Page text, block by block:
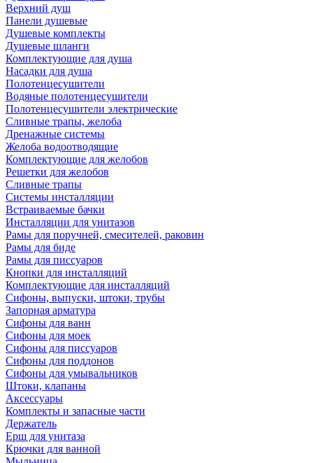
Верхний душ
Панели душевые
Душевые комплекты
Душевые шланги
Комплектующие для душа
Насадки для душа
Полотенцесушители
Водяные полотенцесушители
Полотенцесушители электрические
Сливные трапы, желоба
Дренажные системы
Желоба водоотводящие
Комплектующие для желобов
Решетки для желобов
Сливные трапы
Системы инсталляции
Встраиваемые бачки
Инсталляции для унитазов
Рамы для поручней, смесителей, раковин
Рамы для биде
Рамы для писсуаров
Кнопки для инсталляций
Комплектующие для инсталляций
Сифоны, выпуски, штоки, трубы
Запорная арматура
Сифоны для ванн
Сифоны для моек
Сифоны для писсуаров
Сифоны для поддонов
Сифоны для умывальников
Штоки, клапаны
Аксессуары
Комплекты и запасные части
Держатель
Ерш для унитаза
Крючки для ванной